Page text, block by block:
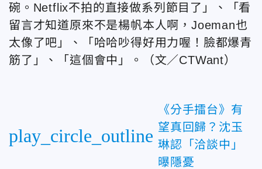
碗。Netflix不拍的直接做系列節目了」、「看
留言才知道原來不是楊帆本人啊，Joeman也
太像了吧」、「哈哈吵得好用力喔！臉都爆青
筋了」、「這個會中」。（文／CTWant）
play_circle_outline
《分手擂台》有
望真回歸？沈玉
琳認「洽談中」
曝隱憂